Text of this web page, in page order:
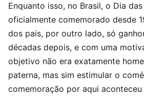
Enquanto isso, no Brasil, o Dia
oficialmente comemorado desde
dos pais, por outro lado, só
décadas depois, e com uma
objetivo não era exatamente
paterna, mas sim estimular o
comemoração por aqui